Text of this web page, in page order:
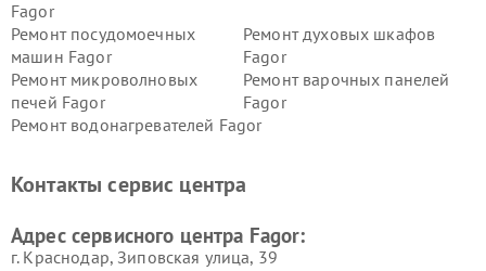
Fagor
Ремонт посудомоечных
машин Fagor
Ремонт духовых шкафов
Fagor
Ремонт микроволновых
печей Fagor
Ремонт варочных панелей
Fagor
Ремонт водонагревателей Fagor
Контакты сервис центра
Адрес сервисного центра Fagor:
г. Краснодар, Зиповская улица, 39